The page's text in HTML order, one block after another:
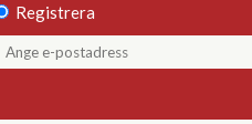
Registrera